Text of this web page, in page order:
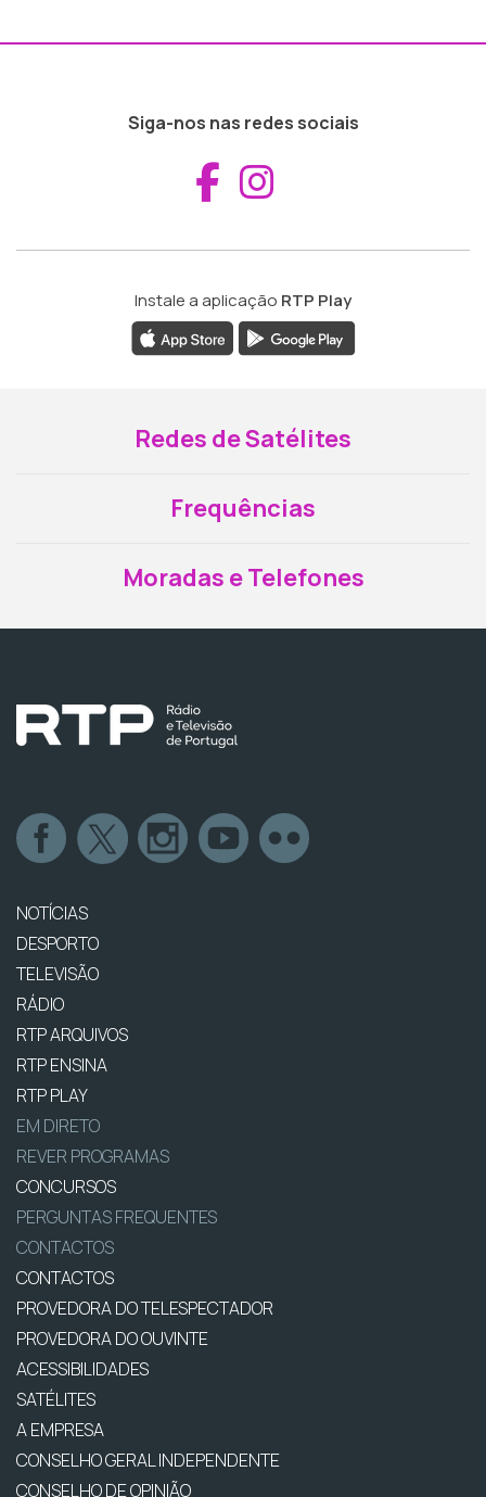
Siga-nos nas redes sociais
Aceder ao
Instale a aplicação RTP Play
Redes de Satélites
Frequências
Moradas e Telefones
NOTÍCIAS
DESPORTO
TELEVISÃO
RÁDIO
RTP ARQUIVOS
RTP ENSINA
RTP PLAY
EM DIRETO
REVER PROGRAMAS
CONCURSOS
PERGUNTAS FREQUENTES
CONTACTOS
CONTACTOS
PROVEDORA DO TELESPECTADOR
PROVEDORA DO OUVINTE
ACESSIBILIDADES
SATÉLITES
A EMPRESA
CONSELHO GERAL INDEPENDENTE
CONSELHO DE OPINIÃO